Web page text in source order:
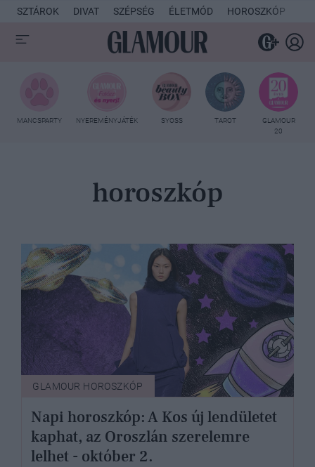
SZTÁROK DIVAT SZÉPSÉG ÉLETMÓD HOROSZKÓP
MANCSPARTY NYEREMÉNYJÁTÉK SYOSS TAROT
GLAMOUR
20
horoszkóp
GLAMOUR HOROSZKÓP
Napi horoszkóp: A Kos új lendületet
kaphat, az Oroszlán szerelemre
lelhet - október 2.